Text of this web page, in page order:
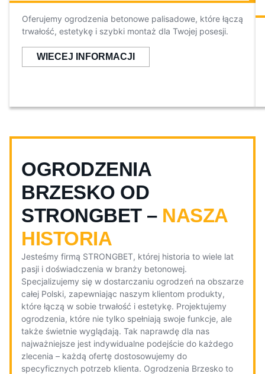
Oferujemy ogrodzenia betonowe palisadowe, które łączą
trwałość, estetykę i szybki montaż dla Twojej posesji.
WIECEJ INFORMACJI
OGRODZENIA
BRZESKO OD
STRONGBET – NASZA
HISTORIA
Jesteśmy firmą STRONGBET, której historia to wiele lat
pasji i doświadczenia w branży betonowej.
Specjalizujemy się w dostarczaniu ogrodzeń na obszarze
całej Polski, zapewniając naszym klientom produkty,
które łączą w sobie trwałość i estetykę. Projektujemy
ogrodzenia, które nie tylko spełniają swoje funkcje, ale
także świetnie wyglądają. Tak naprawdę dla nas
najważniejsze jest indywidualne podejście do każdego
zlecenia – każdą ofertę dostosowujemy do
specyficznych potrzeb klienta. Ogrodzenia Brzesko to